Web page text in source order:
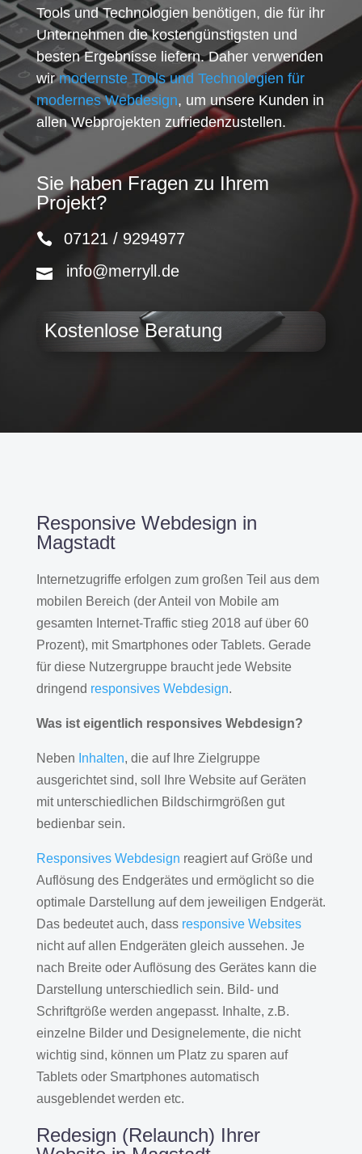
Tools und Technologien benötigen, die für ihr
Unternehmen die kostengünstigsten und
besten Ergebnisse liefern. Daher verwenden
wirmodernste Tools und Technologien für
modernes Webdesign, um unsere Kunden in
allen Webprojekten zufriedenzustellen.
Sie haben Fragen zu Ihrem
Projekt?
07121 / 9294977
info@merryll.de
Kostenlose Beratung
Responsive Webdesign in
Magstadt
Internetzugriffe erfolgen zum großen Teil aus dem
mobilen Bereich (der Anteil von Mobile am
gesamten Internet-Traffic stieg 2018 auf über 60
Prozent), mit Smartphones oder Tablets. Gerade
für diese Nutzergruppe braucht jede Website
dringend responsives Webdesign.
Was ist eigentlich responsives Webdesign?
Neben Inhalten, die auf Ihre Zielgruppe
ausgerichtet sind, soll Ihre Website auf Geräten
mit unterschiedlichen Bildschirmgrößen gut
bedienbar sein.
Responsives Webdesign reagiert auf Größe und
Auflösung des Endgerätes und ermöglicht so die
optimale Darstellung auf dem jeweiligen Endgerät.
Das bedeutet auch, dass responsive Websites
nicht auf allen Endgeräten gleich aussehen. Je
nach Breite oder Auflösung des Gerätes kann die
Darstellung unterschiedlich sein. Bild- und
Schriftgröße werden angepasst. Inhalte, z.B.
einzelne Bilder und Designelemente, die nicht
wichtig sind, können um Platz zu sparen auf
Tablets oder Smartphones automatisch
ausgeblendet werden etc.
Redesign (Relaunch) Ihrer